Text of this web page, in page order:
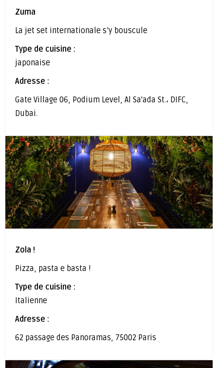
Zuma
La jet set internationale s’y bouscule
Type de cuisine :
japonaise
Adresse :
Gate Village 06, Podium Level, Al Sa'ada St.، DIFC,
Dubai.
Zola !
Pizza, pasta e basta !
Type de cuisine :
Italienne
Adresse :
62 passage des Panoramas, 75002 Paris